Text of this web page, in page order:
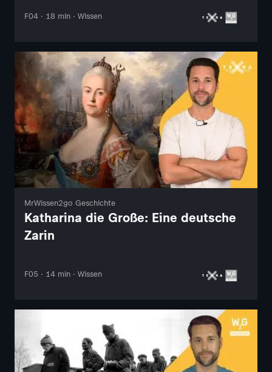
F04 · 18 min · Wissen
MrWissen2go Geschichte
Katharina die Große: Eine deutsche
Zarin
F05 · 14 min · Wissen